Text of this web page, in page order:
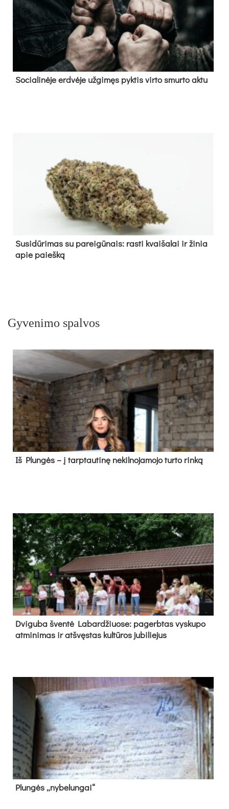
So­cia­li­nė­je erd­vė­je už­gi­męs pyk­tis vir­to smur­to ak­tu
Su­si­dū­ri­mas su pa­rei­gū­nais: ras­ti kvai­ša­lai ir ži­nia
apie paieš­ką
Gyvenimo spalvos
Iš Plungės – į tarptautinę nekilnojamojo turto rinką
Dvi­gu­ba šven­tė La­bar­džiuo­se: pa­gerb­tas vys­ku­po
at­mi­ni­mas ir at­švęs­tas kul­tū­ros ju­bi­lie­jus
Plun­gės „ny­be­lun­gai“